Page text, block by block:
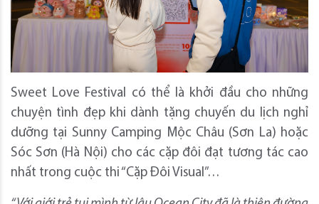
Sweet Love Festival có thể là khởi đầu cho những
chuyện tình đẹp khi dành tặng chuyến du lịch nghỉ
dưỡng tại Sunny Camping Mộc Châu (Sơn La) hoặc
Sóc Sơn (Hà Nội) cho các cặp đôi đạt tương tác cao
nhất trong cuộc thi “Cặp Đôi Visual”…